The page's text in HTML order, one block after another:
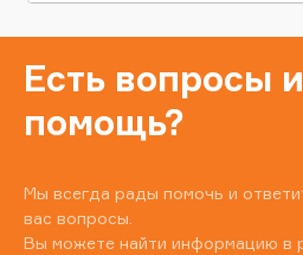
Есть вопросы
помощь?
Мы всегда рады помочь и
вас вопросы.
Вы можете найти информацию в